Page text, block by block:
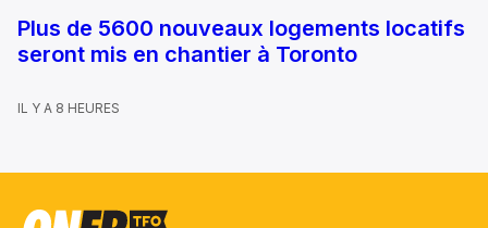
Plus de 5600 nouveaux logements locatifs
seront mis en chantier à Toronto
IL Y A 8 HEURES